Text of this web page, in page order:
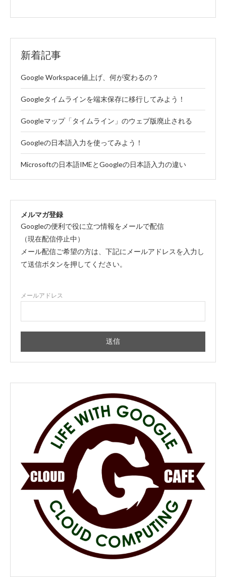
新着記事
Google Workspace値上げ、何が変わるの？
Googleタイムラインを端末保存に移行してみよう！
Googleマップ「タイムライン」のウェブ版廃止される
Googleの日本語入力を使ってみよう！
Microsoftの日本語IMEとGoogleの日本語入力の違い
メルマガ登録
Googleの便利で役に立つ情報をメールで配信
（現在配信停止中）
メール配信ご希望の方は、下記にメールアドレスを入力し
て送信ボタンを押してください。
メールアドレス